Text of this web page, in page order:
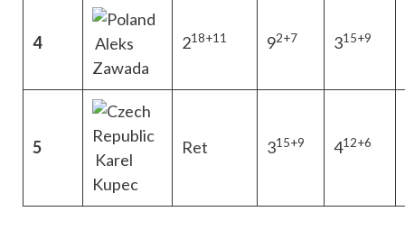
4
Aleks
Zawada
218+11 92+7 315+9
5
Karel
Kupec
Ret 315+9 412+6